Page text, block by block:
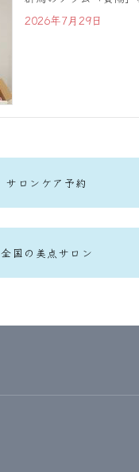
2026年7月29日
サロンケア予約
全国の美点サロン